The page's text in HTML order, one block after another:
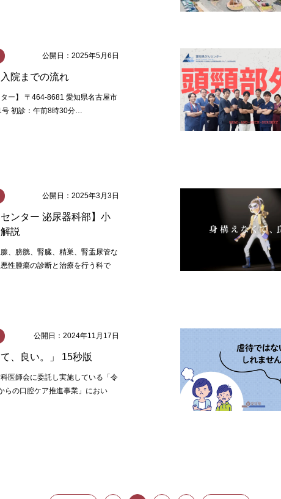
公開日：2025年5月6日
院までの流れ
ター】 〒464-8681 愛知県名古屋市
号 初診：午前8時30分…
公開日：2025年3月3日
センター 泌尿器科部】小
説
、膀胱、腎臓、精巣、腎盂尿管な
性腫瘍の診断と治療を行う科で
公開日：2024年11月17日
て、良い。」 15秒版
医師会に委託し実施している「令
らの口腔ケア推進事業」におい